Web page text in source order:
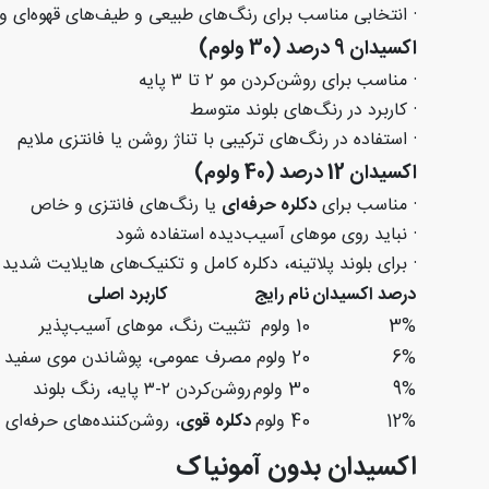
· انتخابی مناسب برای رنگ‌های طبیعی و طیف‌های
اکسیدان 9 درصد (30 ولوم)
·مناسب برای روشن‌کردن مو ۲تا ۳ پایه
·کاربرد در رنگ‌های بلوند متوسط
· استفاده در رنگ‌های ترکیبی با تناژ روشن یا فانتزی ملایم
اکسیدان 12 درصد (40 ولوم)
·مناسب برایدکلره حرفه‌ای یا رنگ‌های فانتزی و خاص
·نباید روی موهای آسیب‌دیده استفاده شود
·برای بلوند پلاتینه، دکلره کامل و تکنیک‌های هایلایت شدید
درصد اکسیداننام رایج
کاربرد اصلی
3%
10 ولوم تثبیت رنگ، موهای آسیب‌پذیر
6%
20 ولوممصرف عمومی، پوشاندن موی سفید
9%
30 ولومروشن‌کردن ۲-۳
پایه، رنگ بلوند
12%
40 ولومدکلره قوی، روشن‌کننده‌های حرفه‌ای
اکسیدان بدون آمونیاک